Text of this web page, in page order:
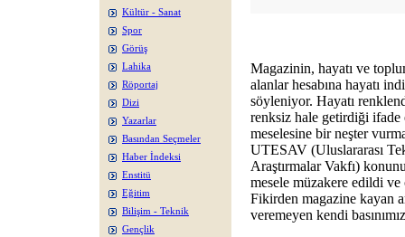
Kültür - Sanat
Spor
Görüş
Lahika
Röportaj
Dizi
Yazarlar
Basından Seçmeler
Haber İndeksi
Enstitü
Eğitim
Bilişim - Teknik
Gençlik
Magazinin, hayatı ve
alanlar hesabına hayatı
söyleniyor. Hayatı
renksiz hale getirdiği
meselesine bir neşter
UTESAV (Uluslararası
Araştırmalar Vakfı)
mesele müzakere edildi ve
Fikirden magazine kayan
veremeyen kendi